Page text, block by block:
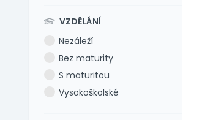
VZDĚLÁNÍ
Nezáleží
Bez maturity
S maturitou
Vysokoškolské